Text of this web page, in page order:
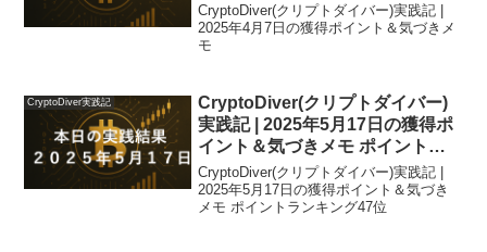
CryptoDiver(クリプトダイバー)実践記 |
2025年4月7日の獲得ポイント＆気づきメ
モ
CryptoDiver実践記
CryptoDiver(クリプトダイバー)
実践記 | 2025年5月17日の獲得ポ
イント＆気づきメモ ポイントラ
ンキング47位
CryptoDiver(クリプトダイバー)実践記 |
2025年5月17日の獲得ポイント＆気づき
メモ ポイントランキング47位